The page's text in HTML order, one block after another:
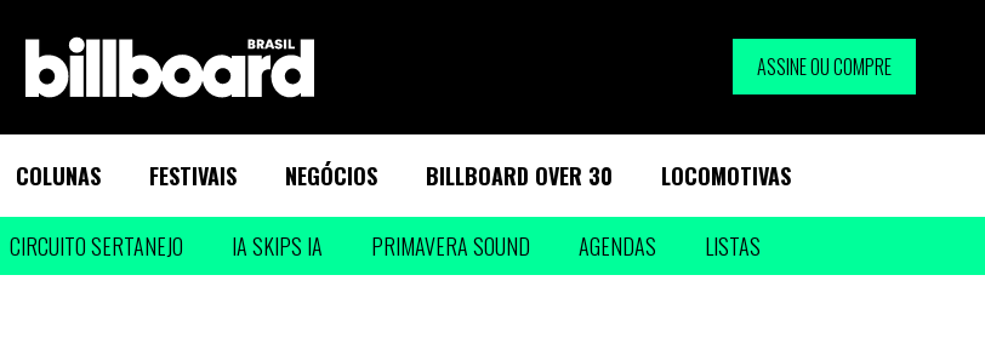
ASSINE OU COMPRE
COLUNAS FESTIVAIS NEGÓCIOS BILLBOARD OVER 30 LOCOMOTIVAS
CIRCUITO SERTANEJO IA SKIPS IA PRIMAVERA SOUND AGENDAS LISTAS